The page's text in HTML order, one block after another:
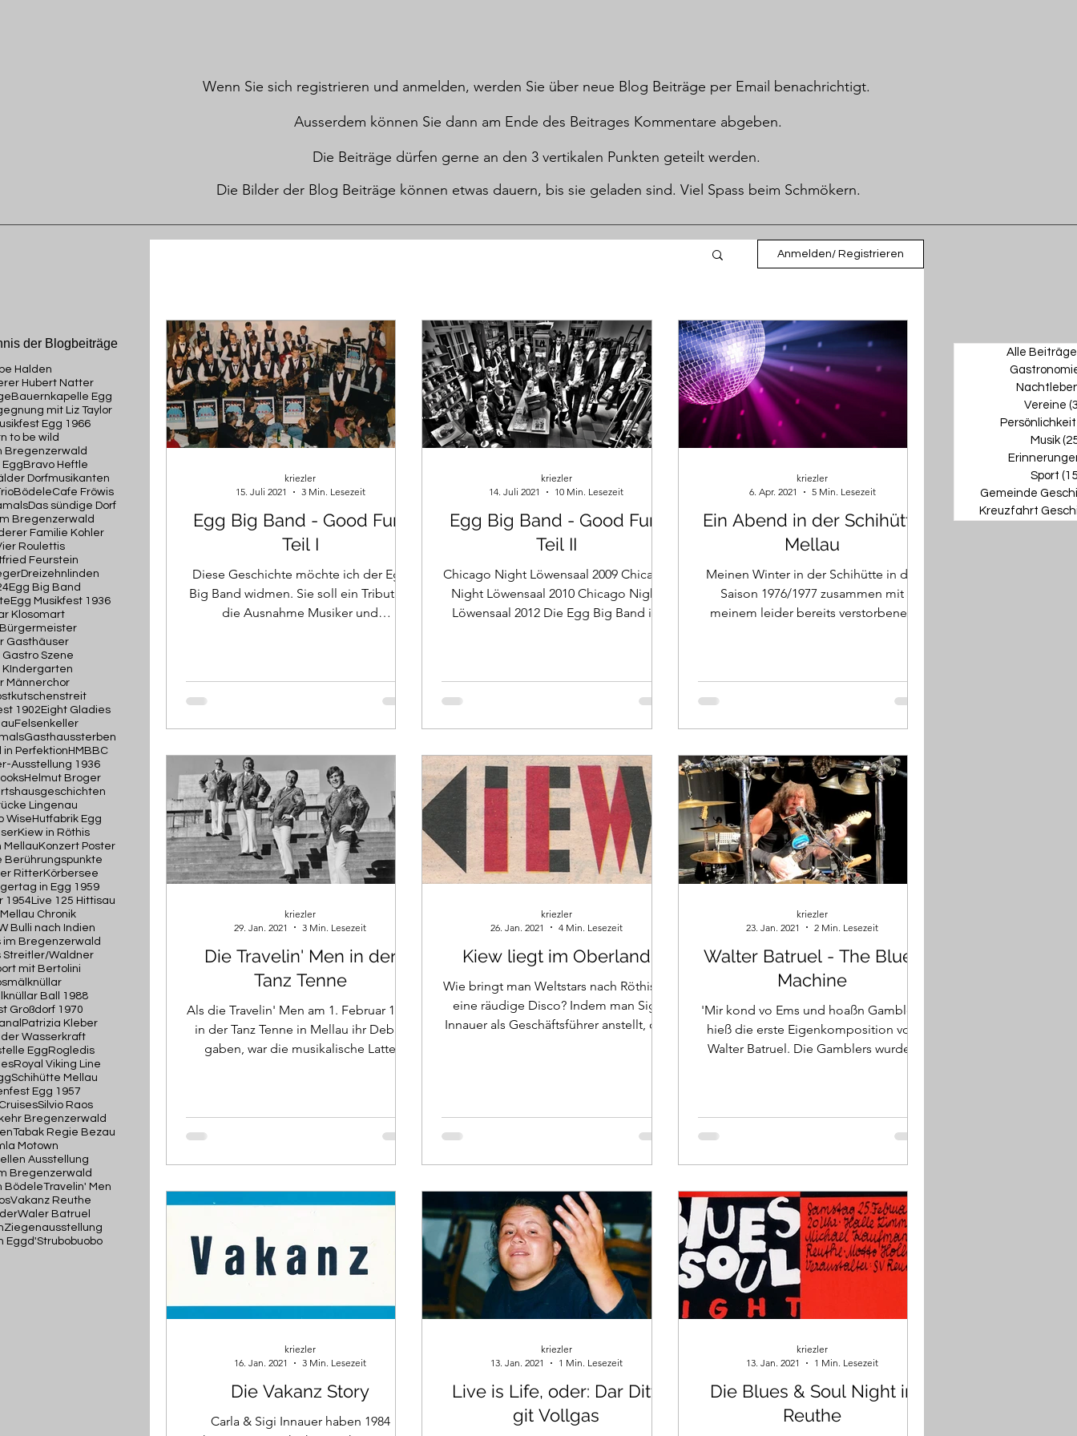
Wenn Sie sich registrieren und anmelden, werden Sie über neue Blog Beiträge per Email benachrichtigt.
Ausserdem können Sie dann am Ende des Beitrages Kommentare abgeben.
Die Beiträge dürfen gerne an den 3 vertikalen Punkten geteilt werden.
Die Bilder der Blog Beiträge können etwas dauern, bis sie geladen sind. Viel Spass beim Schmökern.
der Blogbeiträge
Halden
Hubert Natter
Bauernkapelle Egg
mit Liz Taylor
Egg 1966
to be wild
Bregenzerwald
Bravo Heftle
Dorfmusikanten
BödeleCafe Fröwis
Das sündige Dorf
Bregenzerwald
Familie Kohler
Roulettis
Feurstein
Dreizehnlinden
Egg Big Band
Egg Musikfest 1936
Klosomart
Gasthäuser
Szene
KIndergarten
Männerchor
1902 Eight Gladies
Felsenkeller
Gasthaussterben
Perfektion HMBBC
Ausstellung 1936
Helmut Broger
Lingenau
Wise Hutfabrik Egg
Kiew in Röthis
Mellau Konzert Poster
Berührungspunkte
RitterKörbersee
in Egg 1959
1954Live 125 Hittisau
Mellau Chronik
Bulli nach Indien
im Bregenzerwald
Streitler/Waldner
mit Bertolini
Ball 1988
Großdorf 1970
Patrizia Kleber
Wasserkraft
Egg Rogledis
Royal Viking Line
Schihütte Mellau
Egg 1957
Silvio Raos
Bregenzerwald
Tabak Regie Bezau
Motown
Ausstellung
Bregenzerwald
BödeleTravelin' Men
Vakanz Reuthe
Waler Batruel
Ziegenausstellung
Eggd'Strubobuobo
Anmelden/ Registrieren
Egg Big Band - Good Fun,
Teil I
Diese Geschichte möchte ich der Egg
Big Band widmen. Sie soll ein Tribut an
die Ausnahme Musiker und
kriezler
15. Juli 2021
3 Min. Lesezeit
Egg Big Band - Good Fun,
Teil II
Chicago Night Löwensaal 2009 Chicago
Night Löwensaal 2010 Chicago Night
Löwensaal 2012 Die Egg Big Band ist
kriezler
14. Juli 2021
10 Min. Lesezeit
Ein Abend in der Schihütte
Mellau
Meinen Winter in der Schihütte in der
Saison 1976/1977 zusammen mit
meinem leider bereits verstorbenen
kriezler
6. Apr. 2021
5 Min. Lesezeit
Die Travelin' Men in der
Tanz Tenne
Als die Travelin' Men am 1. Februar 1974
in der Tanz Tenne in Mellau ihr Debüt
gaben, war die musikalische Latte
kriezler
29. Jan. 2021
3 Min. Lesezeit
Kiew liegt im Oberland
Wie bringt man Weltstars nach Röthis in
eine räudige Disco? Indem man Sigi
Innauer als Geschäftsführer anstellt, der
kriezler
26. Jan. 2021
4 Min. Lesezeit
Walter Batruel - The Blues
Machine
'Mir kond vo Ems und hoaßn Gamblers
hieß die erste Eigenkomposition von
Walter Batruel. Die Gamblers wurden
kriezler
23. Jan. 2021
2 Min. Lesezeit
Die Vakanz Story
Carla & Sigi Innauer haben 1984
kriezler
16. Jan. 2021
3 Min. Lesezeit
Live is Life, oder: Dar Ditti
git Vollgas
kriezler
13. Jan. 2021
1 Min. Lesezeit
Die Blues & Soul Night in
Reuthe
kriezler
13. Jan. 2021
1 Min. Lesezeit
Alle Beiträge
Vereine
Musik
Sport
Gemeinde
Kreuzfahrt